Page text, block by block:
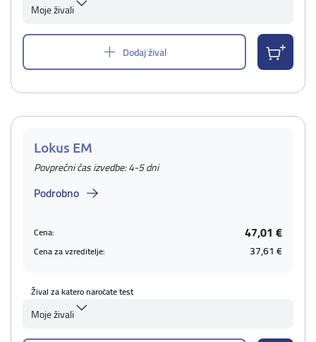
Moje živali
Dodaj žival
Lokus EM
Povprečni čas izvedbe: 4-5 dni
Podrobno
Cena: 47,01 €
Cena za vzreditelje: 37,61 €
Žival za katero naročate test
Moje živali